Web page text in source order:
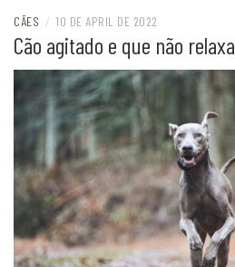
CÃES / 10 DE APRIL DE 2022
Cão agitado e que não relaxa